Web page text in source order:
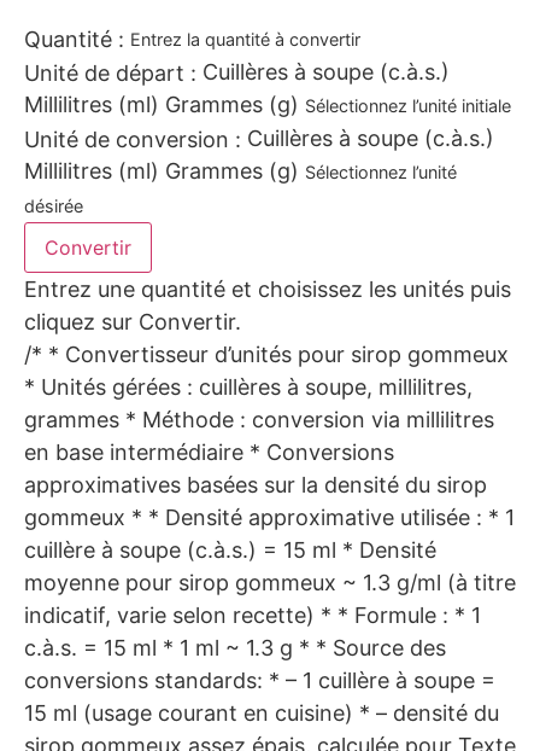
Quantité : Entrez la quantité à convertir
Unité de départ : Cuillères à soupe (c.à.s.)
Millilitres (ml) Grammes (g) Sélectionnez l’unité initiale
Unité de conversion : Cuillères à soupe (c.à.s.)
Millilitres (ml) Grammes (g) Sélectionnez l’unité
désirée
Convertir
Entrez une quantité et choisissez les unités puis
cliquez sur Convertir.
/* * Convertisseur d’unités pour sirop gommeux
* Unités gérées : cuillères à soupe, millilitres,
grammes * Méthode : conversion via millilitres
en base intermédiaire * Conversions
approximatives basées sur la densité du sirop
gommeux * * Densité approximative utilisée : * 1
cuillère à soupe (c.à.s.) = 15 ml * Densité
moyenne pour sirop gommeux ~ 1.3 g/ml (à titre
indicatif, varie selon recette) * * Formule : * 1
c.à.s. = 15 ml * 1 ml ~ 1.3 g * * Source des
conversions standards: * – 1 cuillère à soupe =
15 ml (usage courant en cuisine) * – densité du